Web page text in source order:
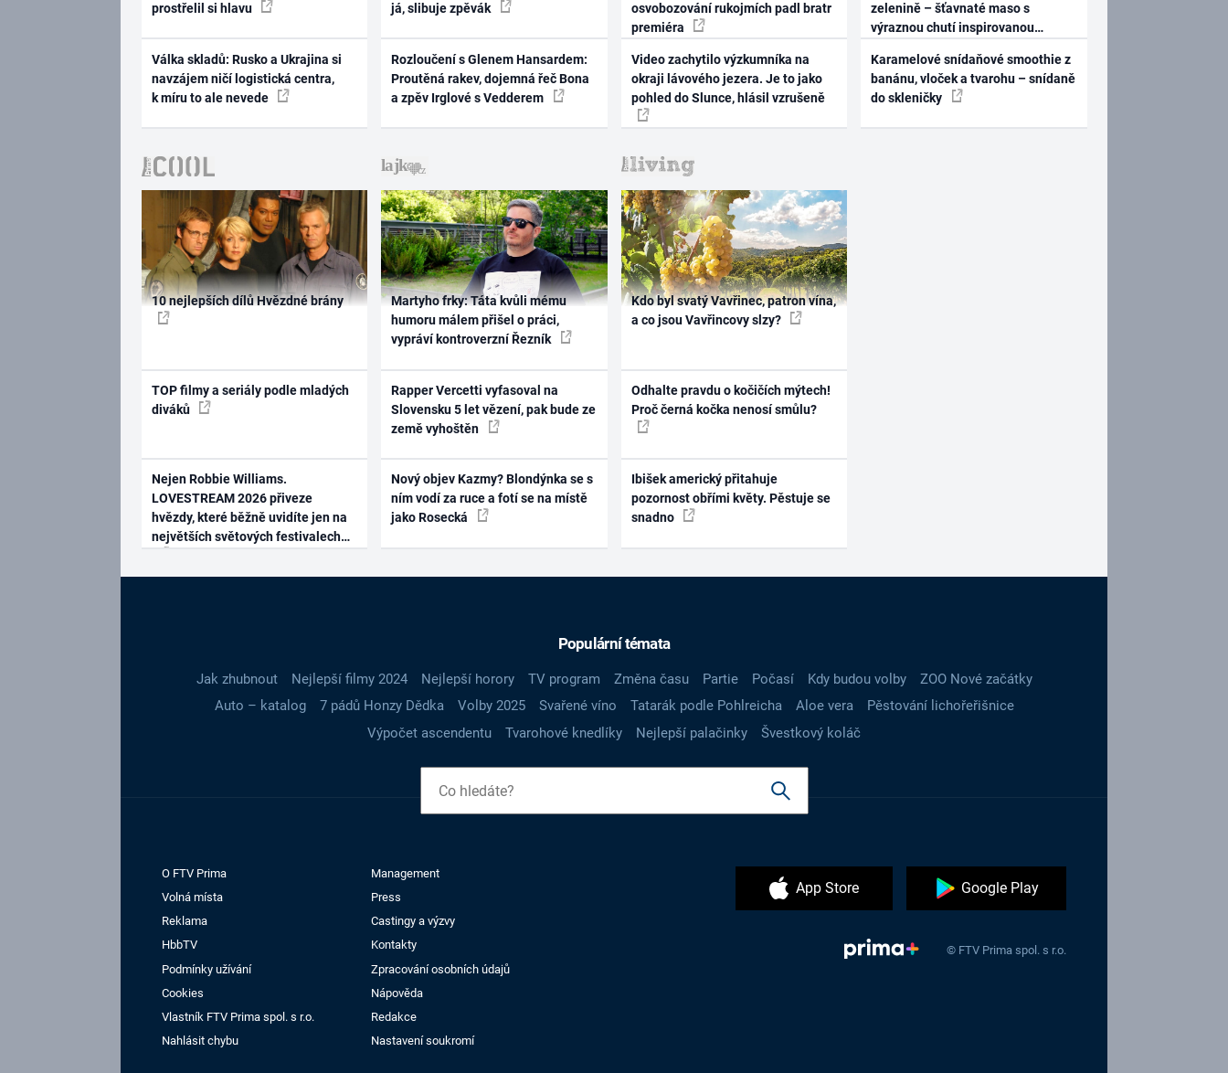
prostřelil si hlavu
Válka skladů: Rusko a Ukrajina si
navzájem ničí logistická centra,
k míru to ale nevede
já, slibuje zpěvák
Rozloučení s Glenem Hansardem:
Proutěná rakev, dojemná řeč Bona
a zpěv Irglové s Vedderem
osvobozování rukojmích padl bratr
premiéra
Video zachytilo výzkumníka na
okraji lávového jezera. Je to jako
pohled do Slunce, hlásil vzrušeně
zelenině – šťavnaté maso s
výraznou chutí inspirovanou
Karamelové snídaňové smoothie z
banánu, vloček a tvarohu – snídaně
do skleničky
10 nejlepších dílů Hvězdné brány
TOP filmy a seriály podle mladých
diváků
Nejen Robbie Williams.
LOVESTREAM 2026 přiveze
hvězdy, které běžně uvidíte jen na
největších světových festivalech
Martyho frky: Táta kvůli mému
humoru málem přišel o práci,
vypráví kontroverzní Řezník
Rapper Vercetti vyfasoval na
Slovensku 5 let vězení, pak bude ze
země vyhoštěn
Nový objev Kazmy? Blondýnka se s
ním vodí za ruce a fotí se na místě
jako Rosecká
Kdo byl svatý Vavřinec, patron vína,
a co jsou Vavřincovy slzy?
Odhalte pravdu o kočičích mýtech!
Proč černá kočka nenosí smůlu?
Ibišek americký přitahuje
pozornost obřími květy. Pěstuje se
snadno
Populární témata
Jak zhubnout Nejlepší filmy 2024 Nejlepší horory TV program Změna času Partie Počasí Kdy budou volby
ZOO Nové začátky
Auto – katalog
7 pádů Honzy Dědka Volby 2025 Svařené víno Tatarák podle Pohlreicha Aloe vera
Pěstování lichořeřišnice
Výpočet ascendentu
Tvarohové knedlíky Nejlepší palačinky Švestkový koláč
O FTV Prima
Management
Volná místa
Press
Reklama
Castingy a výzvy
HbbTV
Kontakty
Podmínky užívání
Zpracování osobních údajů
Cookies
Nápověda
Vlastník FTV Prima spol. s r.o.
Redakce
Nahlásit chybu
Nastavení soukromí
App Store Google Play
© FTV Prima spol. s r.o.